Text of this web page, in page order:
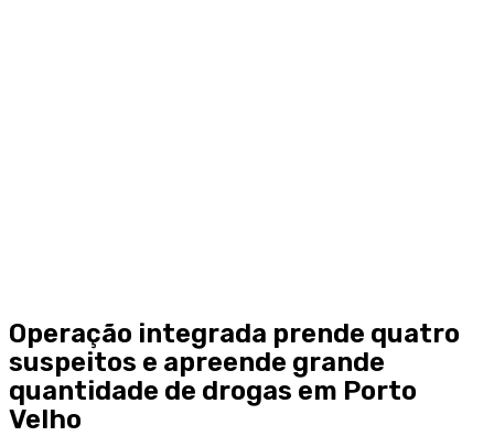
Operação integrada prende quatro
suspeitos e apreende grande
quantidade de drogas em Porto
Velho